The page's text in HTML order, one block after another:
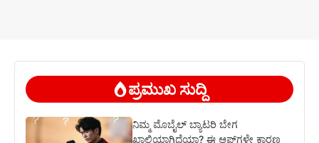
ಪ್ರಮುಖ ಸುದ್ದಿ
ನಿಮ್ಮ ಮೊಬೈಲ್ ಬ್ಯಾಟರಿ ಬೇಗ
ಖಾಲಿಯಾಗ್ತಿದೆಯಾ? ಈ ಆಪ್‌ಗಳೇ ಕಾರಣ